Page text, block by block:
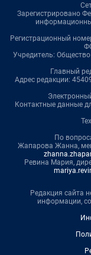
Зарегистрировано
Регистрационный
Учредитель:
Главный
Адрес редакции:
Контактные данные
По
Жапарова Жанна,
Ревина Мария,
Редакция сайта
информации,